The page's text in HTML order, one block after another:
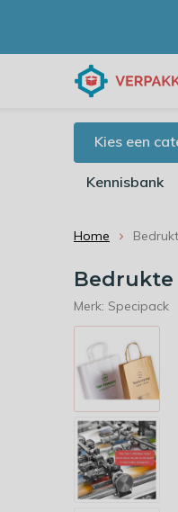
Kies een
Kennisbank
Home
Bedrukte
Merk: Specipack